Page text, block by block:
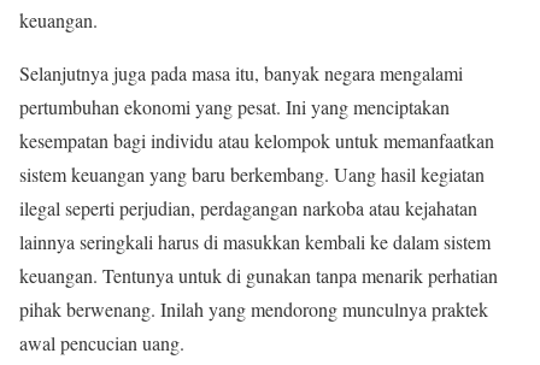
keuangan.
Selanjutnya juga pada masa itu, banyak negara mengalami
pertumbuhan ekonomi yang pesat. Ini yang menciptakan
kesempatan bagi individu atau kelompok untuk memanfaatkan
sistem keuangan yang baru berkembang. Uang hasil kegiatan
ilegal seperti perjudian, perdagangan narkoba atau kejahatan
lainnya seringkali harus di masukkan kembali ke dalam sistem
keuangan. Tentunya untuk di gunakan tanpa menarik perhatian
pihak berwenang. Inilah yang mendorong munculnya praktek
awal pencucian uang.